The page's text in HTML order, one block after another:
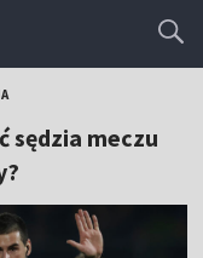
sędzia meczu